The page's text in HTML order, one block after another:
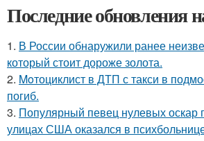
Последние обновления
1. В России обнаружили ранее
который стоит дороже золота.
2. Moтоциклист в ДТП с такси в
погиб.
3. Популярный певец нулевых оскар
улицах США оказался в